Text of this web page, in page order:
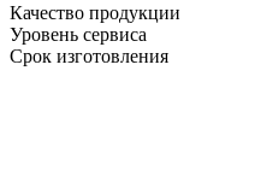
Качество продукции
Уровень сервиса
Срок изготовления